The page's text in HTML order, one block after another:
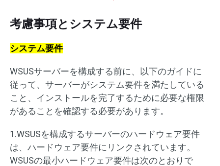
考慮事項とシステム要件
システム要件
WSUSサーバーを構成する前に、以下のガイドに
従って、サーバーがシステム要件を満たしている
こと、インストールを完了するために必要な権限
があることを確認する必要があります。
1.WSUSを構成するサーバーのハードウェア要件
は、ハードウェア要件にリンクされています。
WSUSの最小ハードウェア要件は次のとおりで